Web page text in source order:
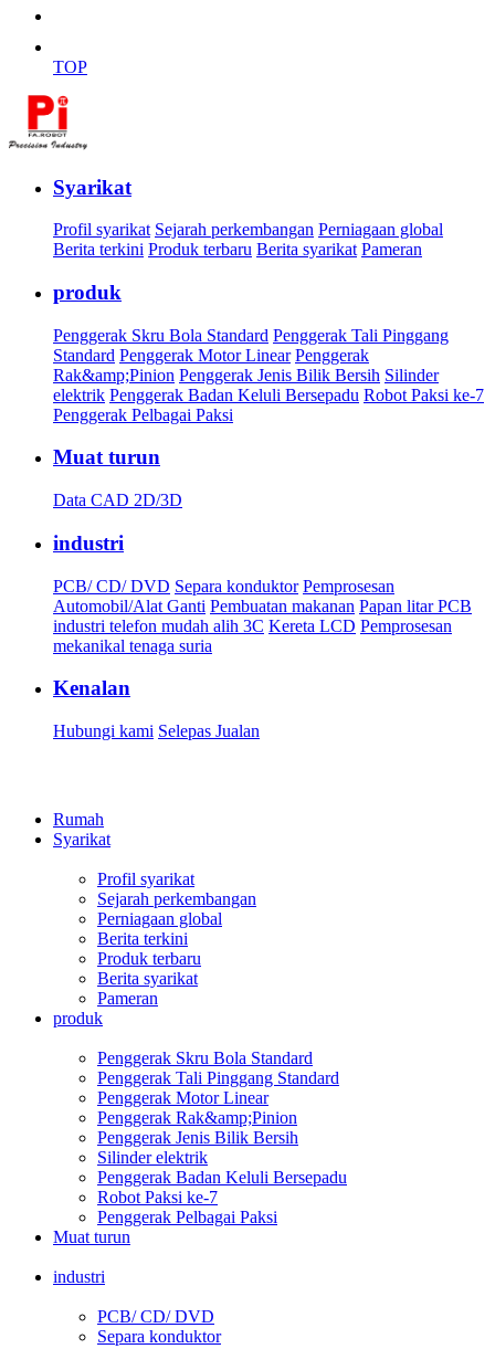
TOP
Syarikat
Profil syarikat Sejarah perkembangan Perniagaan global
Berita terkini Produk terbaru Berita syarikat Pameran
produk
Penggerak Skru Bola Standard Penggerak Tali Pinggang
Standard Penggerak Motor Linear Penggerak
Rak&amp;Pinion Penggerak Jenis Bilik Bersih Silinder
elektrik Penggerak Badan Keluli Bersepadu Robot Paksi ke-7
Penggerak Pelbagai Paksi
Muat turun
Data CAD 2D/3D
industri
PCB/ CD/ DVD Separa konduktor Pemprosesan
Automobil/Alat Ganti Pembuatan makanan Papan litar PCB
industri telefon mudah alih 3C Kereta LCD Pemprosesan
mekanikal tenaga suria
Kenalan
Hubungi kami Selepas Jualan
Rumah
Syarikat
Profil syarikat
Sejarah perkembangan
Perniagaan global
Berita terkini
Produk terbaru
Berita syarikat
Pameran
produk
Penggerak Skru Bola Standard
Penggerak Tali Pinggang Standard
Penggerak Motor Linear
Penggerak Rak&amp;Pinion
Penggerak Jenis Bilik Bersih
Silinder elektrik
Penggerak Badan Keluli Bersepadu
Robot Paksi ke-7
Penggerak Pelbagai Paksi
Muat turun
industri
PCB/ CD/ DVD
Separa konduktor